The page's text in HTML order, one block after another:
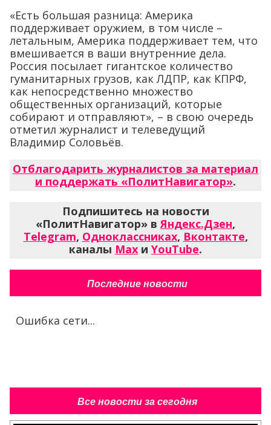
«Есть большая разница: Америка
поддерживает оружием, в том числе –
летальным, Америка поддерживает тем, что
вмешивается в ваши внутренние дела.
Россия посылает гигантское количество
гуманитарных грузов, как ЛДПР, как КПРФ,
как непосредственно множество
общественных организаций, которые
собирают и отправляют», – в свою очередь
отметил журналист и телеведущий
Владимир Соловьёв.
Отблагодарить журналистов за материал
и поддержать «ПолитНавигатор».
Подпишитесь на новости
«ПолитНавигатор» вЯндекс.Дзен,
Telegram, Одноклассниках, Вконтакте,
каналы Max и YouTube.
Последние новости
Ошибка сети...
Все новости за сегодня